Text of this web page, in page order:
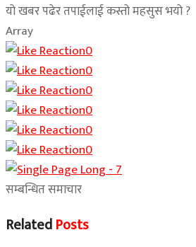
यो खबर पढेर तपाईलाई कस्तो महसुस भयो ?
Array
0
0
0
0
0
0
सम्बन्धित समाचार
RelatedPosts